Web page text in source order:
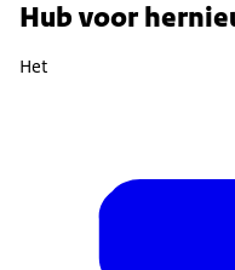
Hub voor
Het